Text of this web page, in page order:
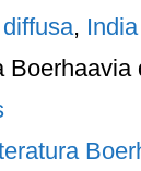
, India